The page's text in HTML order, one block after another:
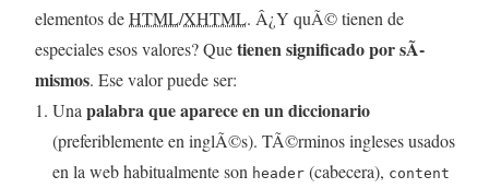
elementos deHTML/XHTML. Â¿Y quÃ© tienen de
especiales esos valores? Quetienen significado por sÃ­
mismos. Ese valor puede ser:
Una palabra que aparece en un diccionario
(preferiblemente en inglÃ©s). TÃ©rminos ingleses usados
en la web habitualmente son header (cabecera), content